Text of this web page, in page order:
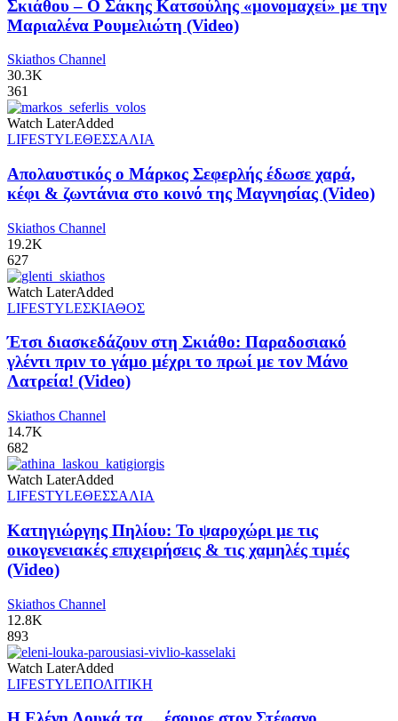
Σκιάθου – Ο Σάκης Κατσούλης «μονομαχεί» με την
Μαριαλένα Ρουμελιώτη (Video)
Skiathos Channel
30.3K
361
Watch LaterAdded
LIFESTYLEΘΕΣΣΑΛΙΑ
Απολαυστικός ο Μάρκος Σεφερλής έδωσε χαρά,
κέφι & ζωντάνια στο κοινό της Μαγνησίας (Video)
Skiathos Channel
19.2K
627
Watch LaterAdded
LIFESTYLEΣΚΙΑΘΟΣ
Έτσι διασκεδάζουν στη Σκιάθο: Παραδοσιακό
γλέντι πριν το γάμο μέχρι το πρωί με τον Μάνο
Λατρεία! (Video)
Skiathos Channel
14.7K
682
Watch LaterAdded
LIFESTYLEΘΕΣΣΑΛΙΑ
Κατηγιώργης Πηλίου: Το ψαροχώρι με τις
οικογενειακές επιχειρήσεις & τις χαμηλές τιμές
(Video)
Skiathos Channel
12.8K
893
Watch LaterAdded
LIFESTYLEΠΟΛΙΤΙΚΗ